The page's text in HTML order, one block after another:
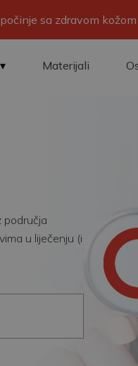
sa zdravom kožom
Materijali
područja
u liječenju (i